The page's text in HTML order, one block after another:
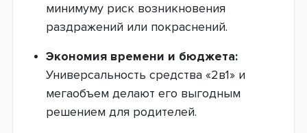
минимуму риск возникновения
раздражений или покраснений.
Экономия времени и бюджета:
Универсальность средства «2в1» и
мегаобъем делают его выгодным
решением для родителей.